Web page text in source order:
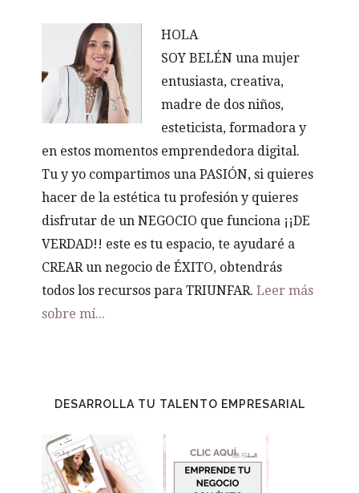
HOLA
SOY BELÉN una mujer
entusiasta, creativa,
madre de dos niños,
esteticista, formadora y
en estos momentos emprendedora digital.
Tu y yo compartimos una PASIÓN, si quieres
hacer de la estética tu profesión y quieres
disfrutar de un NEGOCIO que funciona ¡¡DE
VERDAD!! este es tu espacio, te ayudaré a
CREAR un negocio de ÉXITO, obtendrás
todos los recursos para TRIUNFAR.Leer más
sobre mí...
DESARROLLA TU TALENTO EMPRESARIAL